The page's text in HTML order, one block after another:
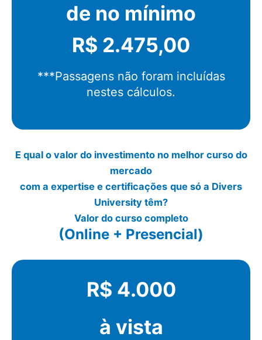
de no mínimo
R$ 2.475,00
***Passagens não foram incluídas
nestes cálculos.
E qual o valor do investimento no melhor curso do
mercado
com a expertise e certificações que só a Divers
University têm?
Valor do curso completo
(Online + Presencial)
R$ 4.000
à vista